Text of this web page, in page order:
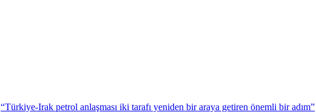
“Türkiye-Irak petrol anlaşması iki tarafı yeniden bir araya getiren önemli bir adım”